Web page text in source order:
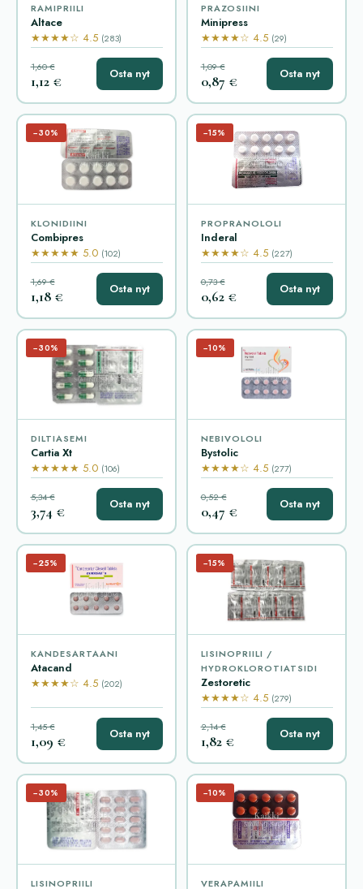
RAMIPRIILI
Altace
★★★★☆ 4.5 (283)
1,60 €
1,12 € Osta nyt
PRAZOSIINI
Minipress
★★★★☆ 4.5 (29)
1,09 €
0,87 € Osta nyt
−30%
KLONIDIINI
Combipres
★★★★★ 5.0 (102)
1,69 €
1,18 € Osta nyt
−15%
PROPRANOLOLI
Inderal
★★★★☆ 4.5 (227)
0,73 €
0,62 € Osta nyt
−30%
DILTIASEMI
Cartia Xt
★★★★★ 5.0 (106)
5,34 €
3,74 € Osta nyt
−10%
NEBIVOLOLI
Bystolic
★★★★☆ 4.5 (277)
0,52 €
0,47 € Osta nyt
−25%
KANDESARTAANI
Atacand
★★★★☆ 4.5 (202)
1,45 €
1,09 € Osta nyt
−15%
LISINOPRIILI /
HYDROKLOROTIATSIDI
Zestoretic
★★★★☆ 4.5 (279)
2,14 €
1,82 € Osta nyt
−30%
LISINOPRIILI
−10%
VERAPAMIILI